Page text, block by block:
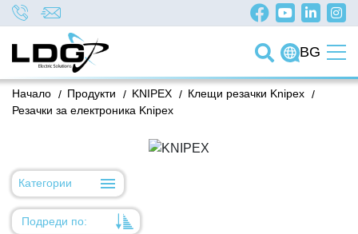
BG
/
Начало /
Продукти /
KNIPEX /
Клещи резачки Knipex
Резачки за електроника Knipex
Категории
Подреди по: